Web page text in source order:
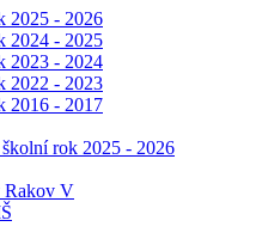
2025 - 2026
2024 - 2025
2023 - 2024
2022 - 2023
2016 - 2017
školní rok 2025 - 2026
Rakov V